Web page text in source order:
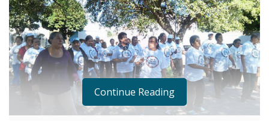
Continue Reading